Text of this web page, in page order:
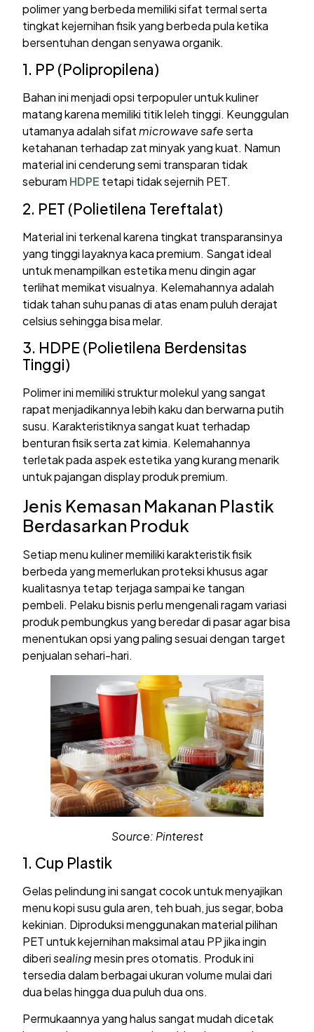
polimer yang berbeda memiliki sifat termal serta
tingkat kejernihan fisik yang berbeda pula ketika
bersentuhan dengan senyawa organik.
1. PP (Polipropilena)
Bahan ini menjadi opsi terpopuler untuk kuliner
matang karena memiliki titik leleh tinggi. Keunggulan
utamanya adalah sifatmicrowave safeserta
ketahanan terhadap zat minyak yang kuat. Namun
material ini cenderung semi transparan tidak
seburam HDPE tetapi tidak sejernih PET.
2. PET (Polietilena Tereftalat)
Material ini terkenal karena tingkat transparansinya
yang tinggi layaknya kaca premium. Sangat ideal
untuk menampilkan estetika menu dingin agar
terlihat memikat visualnya. Kelemahannya adalah
tidak tahan suhu panas di atas enam puluh derajat
celsius sehingga bisa melar.
3. HDPE (Polietilena Berdensitas
Tinggi)
Polimer ini memiliki struktur molekul yang sangat
rapat menjadikannya lebih kaku dan berwarna putih
susu. Karakteristiknya sangat kuat terhadap
benturan fisik serta zat kimia. Kelemahannya
terletak pada aspek estetika yang kurang menarik
untuk pajangan display produk premium.
Jenis Kemasan Makanan Plastik
Berdasarkan Produk
Setiap menu kuliner memiliki karakteristik fisik
berbeda yang memerlukan proteksi khusus agar
kualitasnya tetap terjaga sampai ke tangan
pembeli. Pelaku bisnis perlu mengenali ragam variasi
produk pembungkus yang beredar di pasar agar bisa
menentukan opsi yang paling sesuai dengan target
penjualan sehari-hari.
Source: Pinterest
1. Cup Plastik
Gelas pelindung ini sangat cocok untuk menyajikan
menu kopi susu gula aren, teh buah, jus segar, boba
kekinian. Diproduksi menggunakan material pilihan
PET untuk kejernihan maksimal atau PP jika ingin
diberisealingmesin pres otomatis. Produk ini
tersedia dalam berbagai ukuran volume mulai dari
dua belas hingga dua puluh dua ons.
Permukaannya yang halus sangat mudah dicetak